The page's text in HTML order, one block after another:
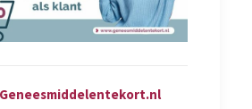
Geneesmiddelentekort.nl